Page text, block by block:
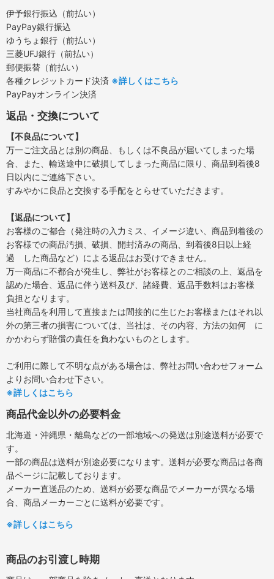
伊予銀行振込（前払い）
PayPay銀行振込
ゆうちょ銀行（前払い）
三菱UFJ銀行（前払い）
郵便振替（前払い）
各種クレジットカード決済 ※詳しくはこちら
PayPayオンライン決済
返品・交換について
【不良品について】
万一ご注文品とは別の商品、もしくは不良品が届いてしまった場
合、また、輸送途中に破損してしまった商品に限り、商品到着後8
日以内にご連絡下さい。
すみやかに良品と交換する手配をとらせていただきます。
【返品について】
お客様のご都合（発注時の入力ミス、イメージ違い、商品到着後の
お客様での商品汚損、破損、開封済みの商品、到着後8日以上経
過 した商品など）による返品はお受けできません。
万一商品に不都合が発生し、弊社がお客様とのご相談の上、返品を
認めた場合、返品に伴う送料及び、諸経費、返品手数料はお客様
負担となります。
当社商品を利用して直接または間接的に生じたお客様またはそれ以
外の第三者の損害については、当社は、その内容、方法の如何 に
かかわらず賠償の責任を負わないものとします。
ご利用に際して不明な点がある場合は、弊社お問い合わせフォーム
よりお問い合わせ下さい。
※詳しくはこちら
商品代金以外の必要料金
北海道・沖縄県・離島などの一部地域への発送は別途送料が必要で
す。
一部の商品は送料が別途必要になります。送料が必要な商品は各商
品ページに記載しております。
メーカー直送品のため、送料が必要な商品でメーカーが異なる場
合、商品メーカーごとに送料が必要です。
※詳しくはこちら
商品のお引渡し時期